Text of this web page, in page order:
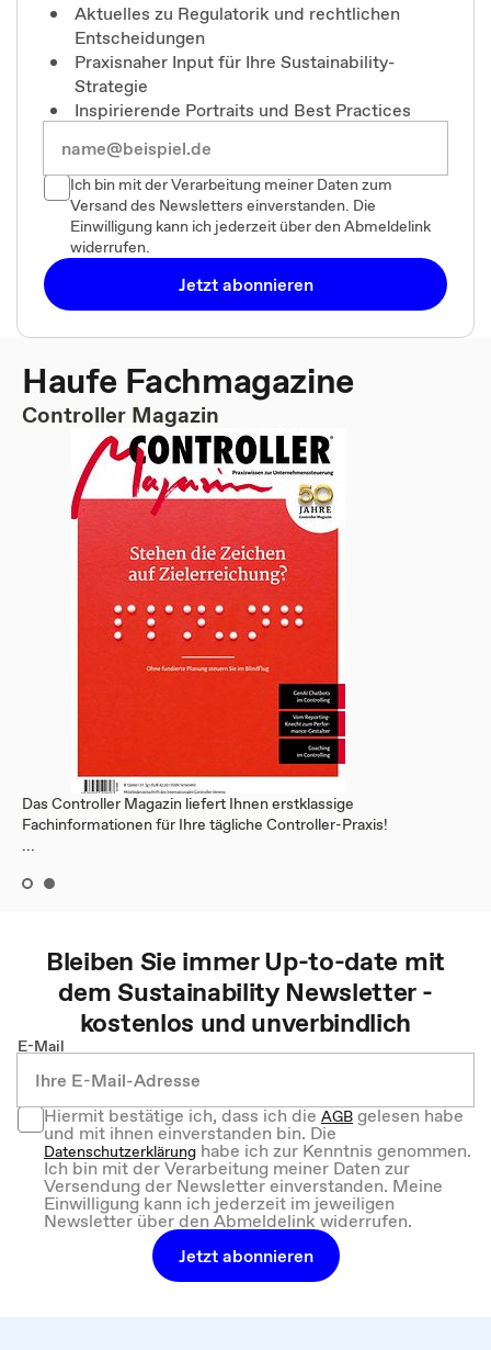
Aktuelles zu Regulatorik und rechtlichen
Entscheidungen
Praxisnaher Input für Ihre Sustainability-
Strategie
Inspirierende Portraits und Best Practices
Ich bin mit der Verarbeitung meiner Daten zum
Versand des Newsletters einverstanden. Die
Einwilligung kann ich jederzeit über den Abmeldelink
widerrufen.
Jetzt abonnieren
Haufe Fachmagazine
Controller Magazin
Das Controller Magazin liefert Ihnen erstklassige
Fachinformationen für Ihre tägliche Controller-Praxis!
...
Bleiben Sie immer Up-to-date mit
demSustainability Newsletter -
kostenlos und unverbindlich
E-Mail
Hiermit bestätige ich, dass ich dieAGBgelesen habe
und mit ihnen einverstanden bin. Die
Datenschutzerklärung habe ich zur Kenntnis genommen.
Ich bin mit der Verarbeitung meiner Daten zur
Versendung der Newsletter einverstanden. Meine
Einwilligung kann ich jederzeit im jeweiligen
Newsletter über den Abmeldelink widerrufen.
Jetzt abonnieren